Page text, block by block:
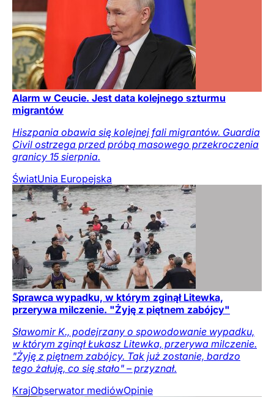
Alarm w Ceucie. Jest data kolejnego szturmu
migrantów
Hiszpania obawia się kolejnej fali migrantów. Guardia
Civil ostrzega przed próbą masowego przekroczenia
granicy 15 sierpnia.
ŚwiatUnia Europejska
Sprawca wypadku, w którym zginął Litewka,
przerywa milczenie. "Żyję z piętnem zabójcy"
Sławomir K., podejrzany o spowodowanie wypadku,
w którym zginął Łukasz Litewka, przerywa milczenie.
"Żyję z piętnem zabójcy. Tak już zostanie, bardzo
tego żałuję, co się stało" – przyznał.
KrajObserwator mediówOpinie